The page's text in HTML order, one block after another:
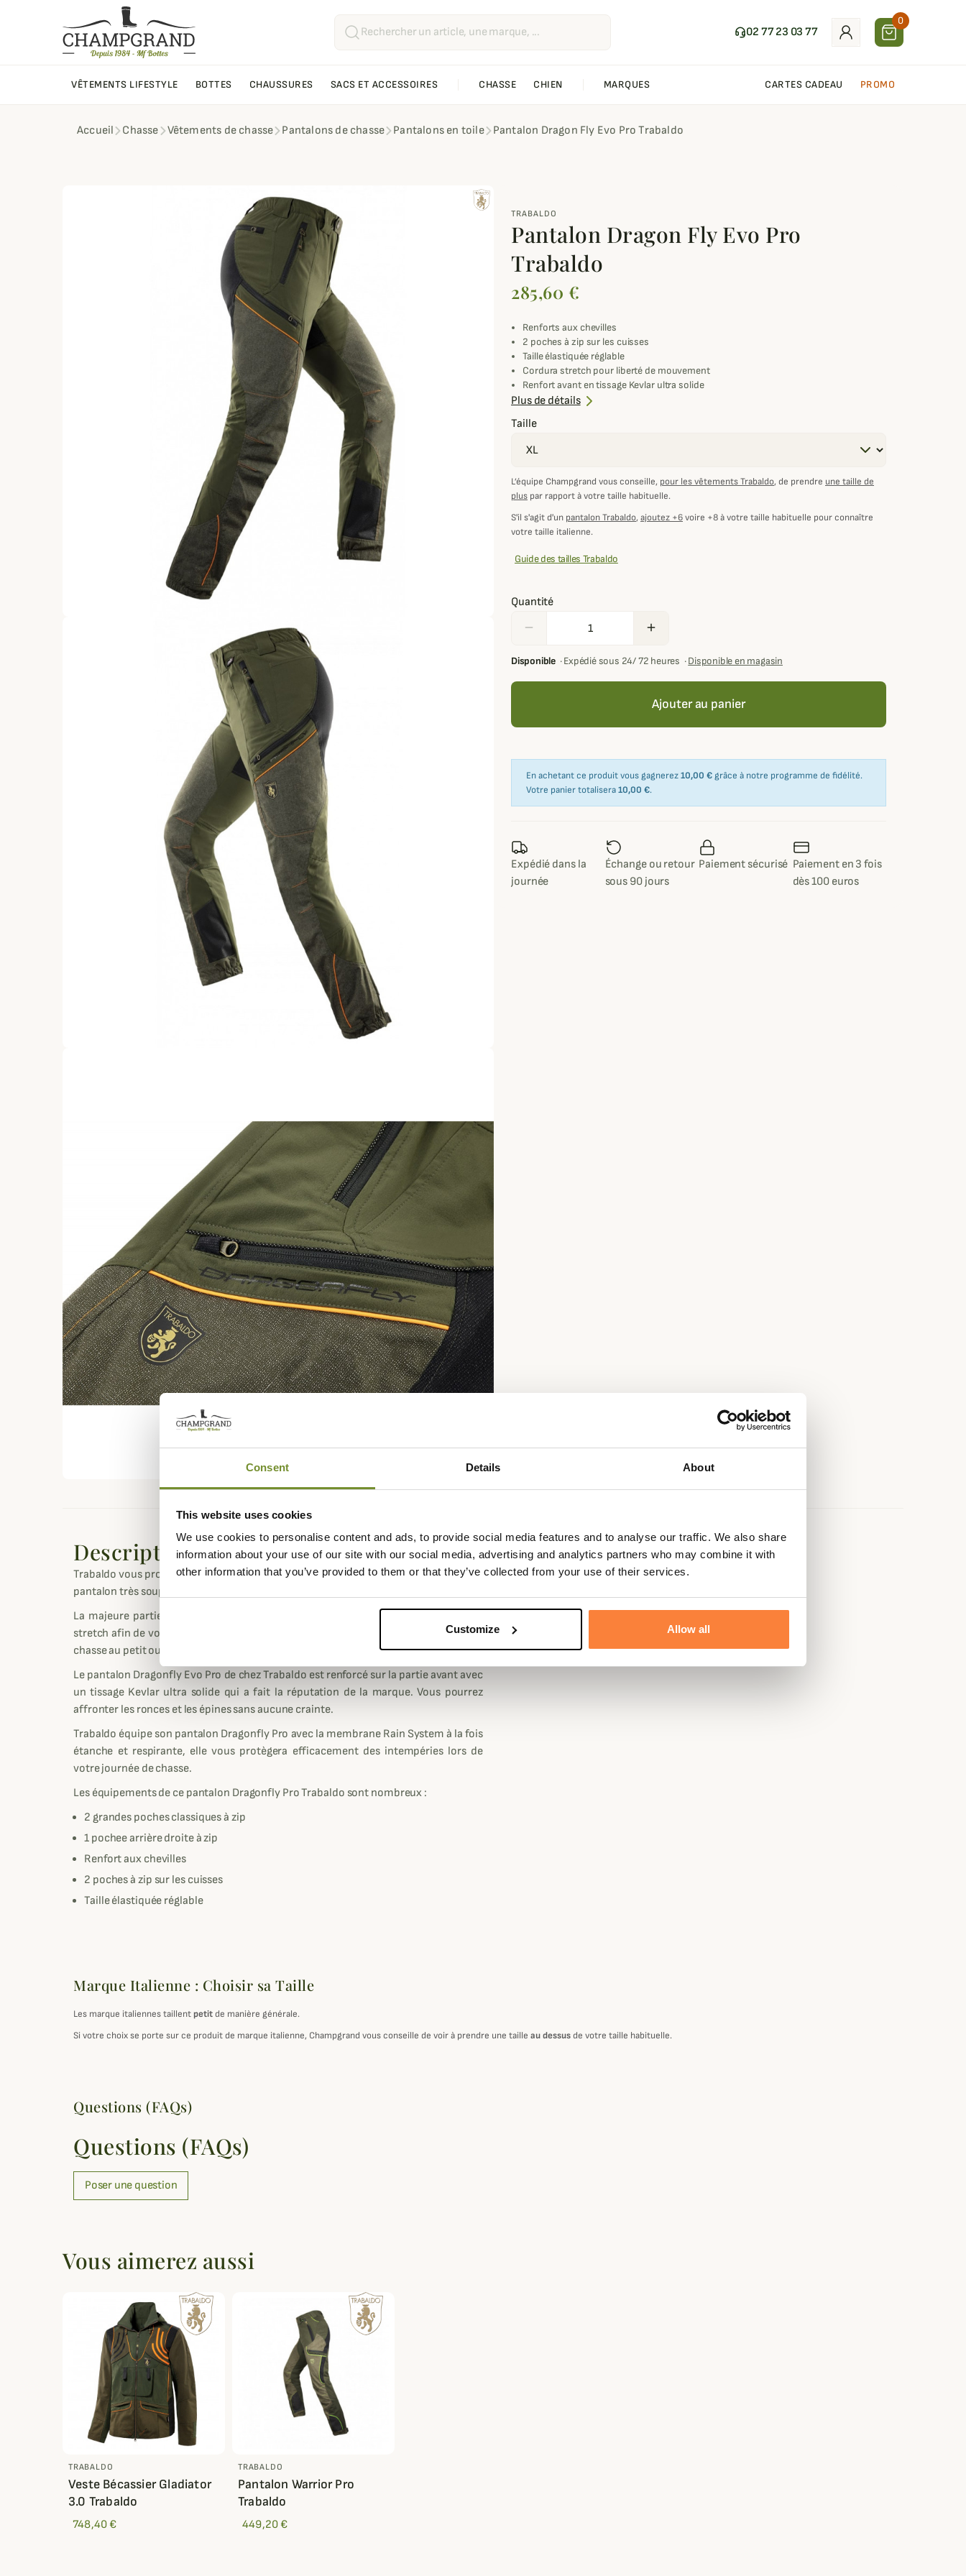
Consent Details About
This website uses cookies
We use cookies to personalise content and ads, to provide social media features and to analyse our traffic. We also share
information about your use of our site with our social media, advertising and analytics partners who may combine it with
other information that you’ve provided to them or that they’ve collected from your use of their services.
Customize Allow all
02 77 23 03 77
0
VÊTEMENTS LIFESTYLE BOTTES CHAUSSURES SACS ET ACCESSOIRES CHASSE CHIEN MARQUES CARTES CADEAU PROMO
Accueil Chasse Vêtements de chasse Pantalons de chasse Pantalons en toile Pantalon Dragon Fly Evo Pro Trabaldo
TRABALDO
Pantalon Dragon Fly Evo Pro
Trabaldo
285,60 €
Renforts aux chevilles
2 poches à zip sur les cuisses
Taille élastiquée réglable
Cordura stretch pour liberté de mouvement
Renfort avant en tissage Kevlar ultra solide
Membrane Rain System étanche et respirante
Plus de détails
Taille
L’équipe Champgrand vous conseille, pour les vêtements Trabaldo, de prendre une taille de
plus par rapport à votre taille habituelle.
S'il s'agit d'un pantalon Trabaldo, ajoutez +6voire +8 à votre taille habituelle pour connaître
votre taille italienne.
Guide des tailles Trabaldo
Quantité
remove add
Disponible ·Expédié sous 24/ 72 heures ·Disponible en magasin
Ajouter au panier
En achetant ce produit vous gagnerez10,00 € grâce à notre programme de fidélité.
Votre panier totalisera10,00 €.
Expédié dans la
journée
Échange ou retour
sous 90 jours
Paiement sécurisé Paiement en 3 fois
dès 100 euros
Description
Trabaldo vous propose le pantalon DragonFly Evo Pro toujours dans l'idée d'avoir un
pantalon très souple et stretch pour votre chasse sportive et active.
La majeure partie de ce pantalon DragonFly EvoPro est réalisée dans un cordura
stretch afin de vous laisser une liberté de mouvement optimal que ça soit pour une
chasse au petit ou au grand gibier.
Le pantalon Dragonfly Evo Pro de chez Trabaldo est renforcé sur la partie avant avec
un tissage Kevlar ultra solide qui a fait la réputation de la marque. Vous pourrez
affronter les ronces et les épines sans aucune crainte.
Trabaldo équipe son pantalon Dragonfly Pro avec la membrane Rain System à la fois
étanche et respirante, elle vous protègera efficacement des intempéries lors de
votre journée de chasse.
Les équipements de ce pantalon Dragonfly Pro Trabaldo sont nombreux :
2 grandes poches classiques à zip
1 pochee arrière droite à zip
Renfort aux chevilles
2 poches à zip sur les cuisses
Taille élastiquée réglable
Fiche technique
Matière Cordura, Cordura renforcé Kevlar
Coloris
Marque Italienne : Choisir sa Taille
Les marque italiennes taillentpetitde manière générale.
Si votre choix se porte sur ce produit de marque italienne, Champgrand vous conseille de voir à prendre une taille au dessusde votre taille habituelle.
Questions (FAQs)
Questions (FAQs)
Poser une question
Vous aimerez aussi
TRABALDO
Veste Bécassier Gladiator
3.0 Trabaldo
748,40 €
TRABALDO
Pantalon Warrior Pro
Trabaldo
449,20 €